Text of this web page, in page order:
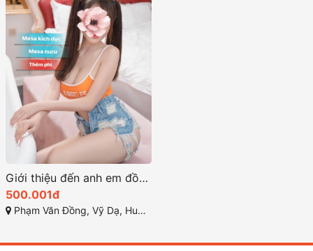
Giới thiệu đến anh em đồng dâm Huế, cô nàng xinh xắn Tiên Tiên
500.001đ
Phạm Văn Đồng, Vỹ Dạ, Huế, Thừa Thiên Huế